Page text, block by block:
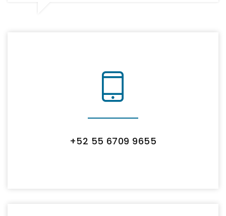
+52 55 6709 9655